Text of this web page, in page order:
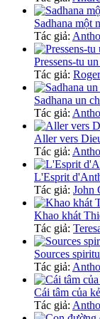
Sadhana một
Tác giả:
Pressens-tu
Tác giả:
Sadhana un
Tác giả:
Aller vers
Tác giả:
L'Esprit
Tác giả: John
Khao khát
Tác giả:
Sources
Tác giả:
Cái tâm của
Tác giả: